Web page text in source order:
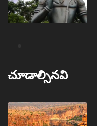
చూడాల్సినవి